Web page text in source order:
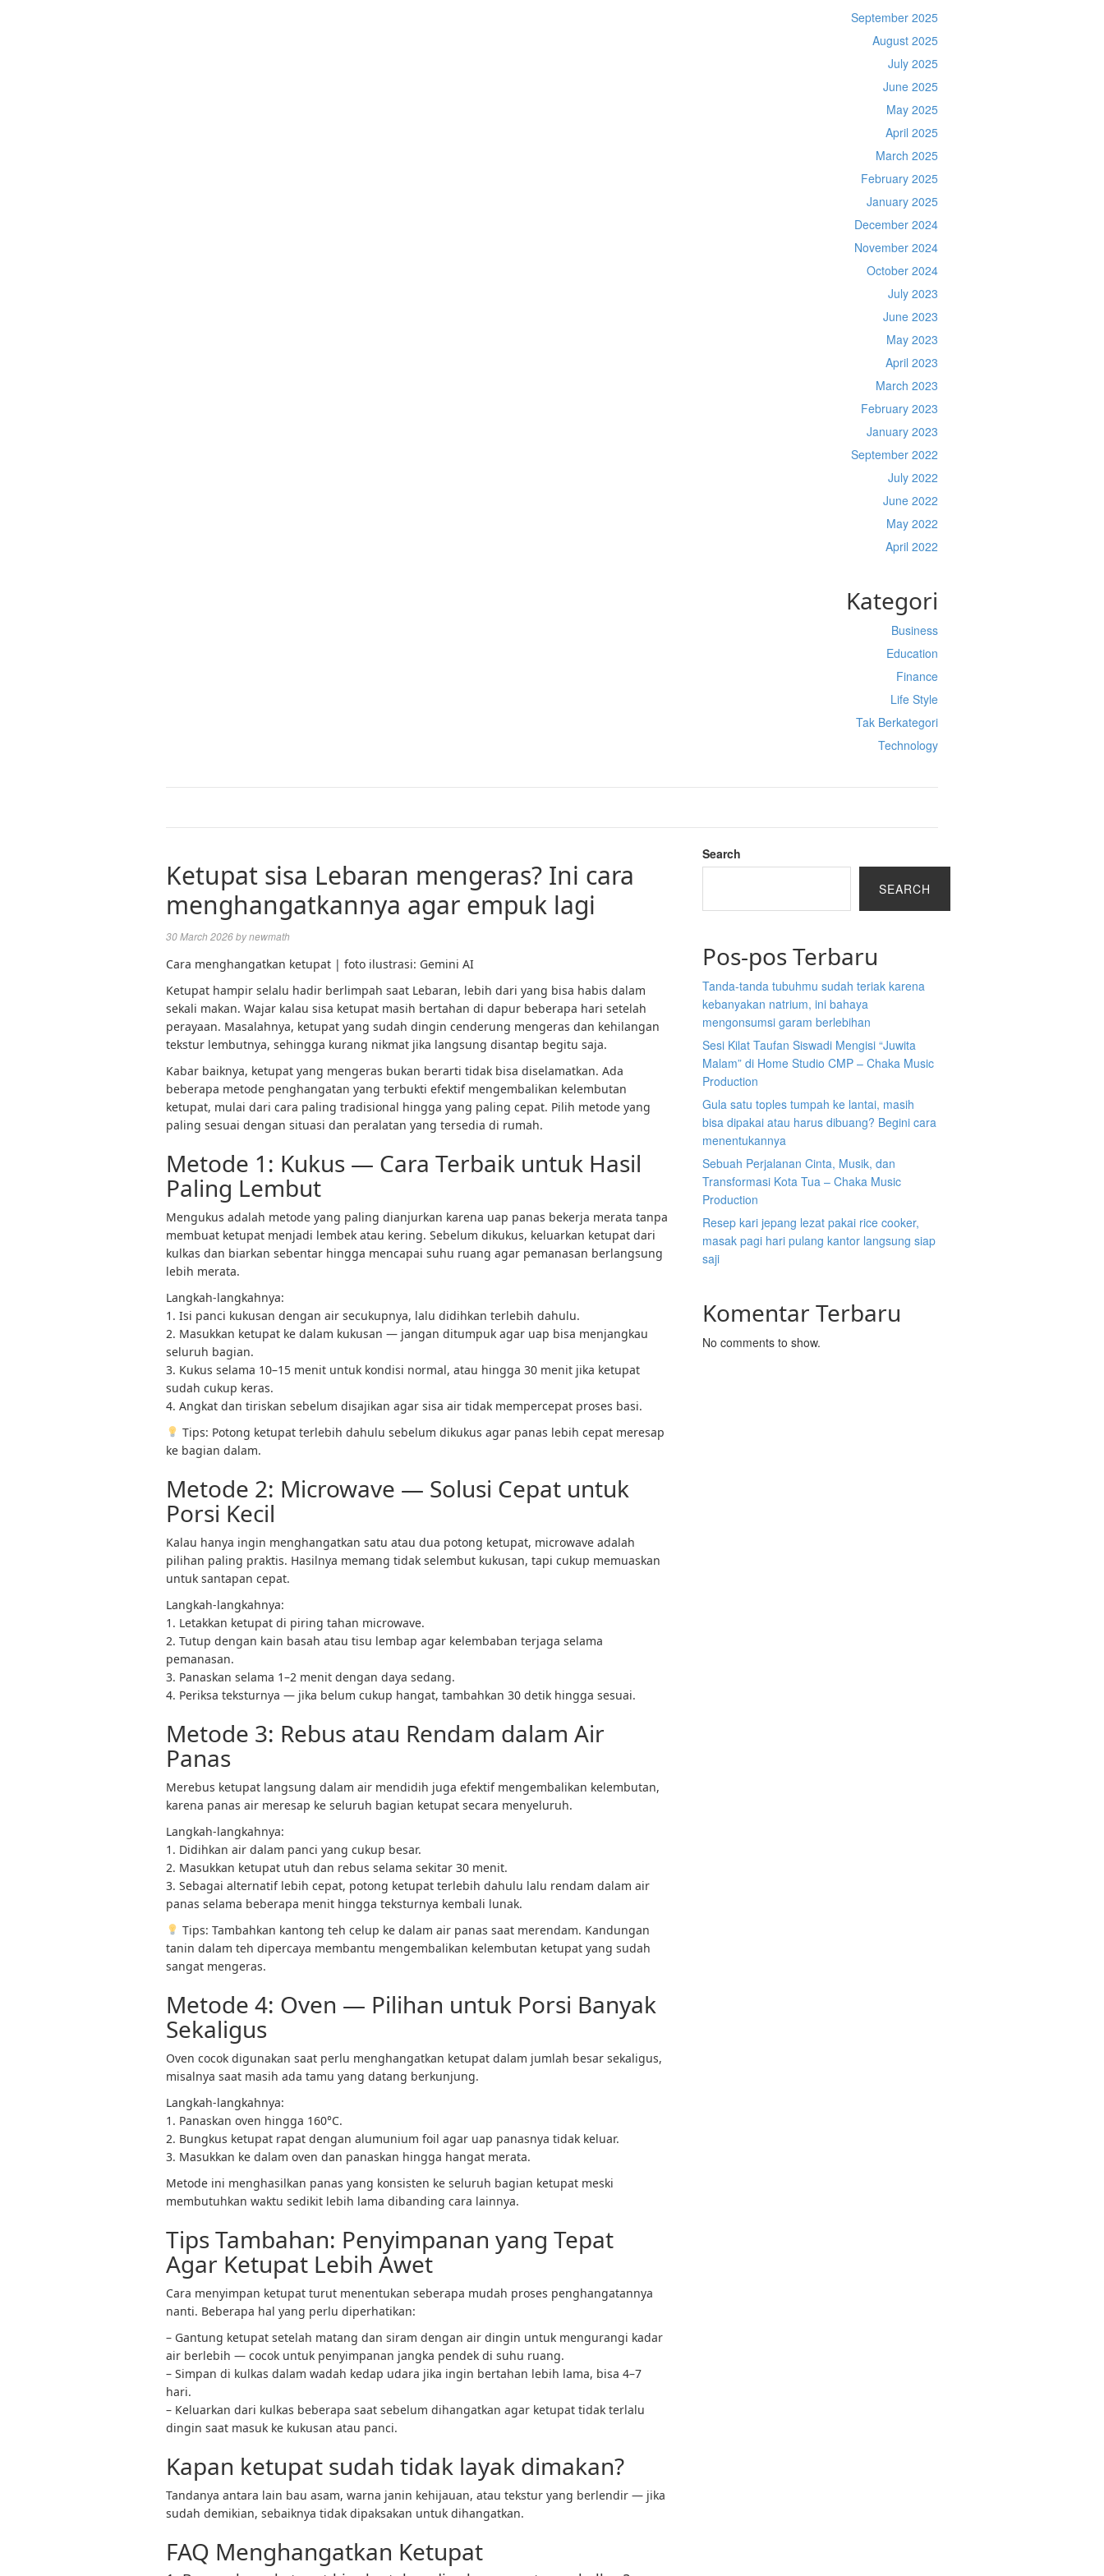
September 2025
August 2025
July 2025
June 2025
May 2025
April 2025
March 2025
February 2025
January 2025
December 2024
November 2024
October 2024
July 2023
June 2023
May 2023
April 2023
March 2023
February 2023
January 2023
September 2022
July 2022
June 2022
May 2022
April 2022
Kategori
Business
Education
Finance
Life Style
Tak Berkategori
Technology
Ketupat sisa Lebaran mengeras? Ini cara
menghangatkannya agar empuk lagi
30 March 2026bynewmath
Cara menghangatkan ketupat | foto ilustrasi: Gemini AI
Ketupat hampir selalu hadir berlimpah saat Lebaran, lebih dari yang bisa habis dalam
sekali makan. Wajar kalau sisa ketupat masih bertahan di dapur beberapa hari setelah
perayaan. Masalahnya, ketupat yang sudah dingin cenderung mengeras dan kehilangan
tekstur lembutnya, sehingga kurang nikmat jika langsung disantap begitu saja.
Kabar baiknya, ketupat yang mengeras bukan berarti tidak bisa diselamatkan. Ada
beberapa metode penghangatan yang terbukti efektif mengembalikan kelembutan
ketupat, mulai dari cara paling tradisional hingga yang paling cepat. Pilih metode yang
paling sesuai dengan situasi dan peralatan yang tersedia di rumah.
Metode 1: Kukus — Cara Terbaik untuk Hasil
Paling Lembut
Mengukus adalah metode yang paling dianjurkan karena uap panas bekerja merata tanpa
membuat ketupat menjadi lembek atau kering. Sebelum dikukus, keluarkan ketupat dari
kulkas dan biarkan sebentar hingga mencapai suhu ruang agar pemanasan berlangsung
lebih merata.
Langkah-langkahnya:
1. Isi panci kukusan dengan air secukupnya, lalu didihkan terlebih dahulu.
2. Masukkan ketupat ke dalam kukusan — jangan ditumpuk agar uap bisa menjangkau
seluruh bagian.
3. Kukus selama 10–15 menit untuk kondisi normal, atau hingga 30 menit jika ketupat
sudah cukup keras.
4. Angkat dan tiriskan sebelum disajikan agar sisa air tidak mempercepat proses basi.
Tips: Potong ketupat terlebih dahulu sebelum dikukus agar panas lebih cepat meresap
ke bagian dalam.
Metode 2: Microwave — Solusi Cepat untuk
Porsi Kecil
Kalau hanya ingin menghangatkan satu atau dua potong ketupat, microwave adalah
pilihan paling praktis. Hasilnya memang tidak selembut kukusan, tapi cukup memuaskan
untuk santapan cepat.
Langkah-langkahnya:
1. Letakkan ketupat di piring tahan microwave.
2. Tutup dengan kain basah atau tisu lembap agar kelembaban terjaga selama
pemanasan.
3. Panaskan selama 1–2 menit dengan daya sedang.
4. Periksa teksturnya — jika belum cukup hangat, tambahkan 30 detik hingga sesuai.
Metode 3: Rebus atau Rendam dalam Air
Panas
Merebus ketupat langsung dalam air mendidih juga efektif mengembalikan kelembutan,
karena panas air meresap ke seluruh bagian ketupat secara menyeluruh.
Langkah-langkahnya:
1. Didihkan air dalam panci yang cukup besar.
2. Masukkan ketupat utuh dan rebus selama sekitar 30 menit.
3. Sebagai alternatif lebih cepat, potong ketupat terlebih dahulu lalu rendam dalam air
panas selama beberapa menit hingga teksturnya kembali lunak.
Tips: Tambahkan kantong teh celup ke dalam air panas saat merendam. Kandungan
tanin dalam teh dipercaya membantu mengembalikan kelembutan ketupat yang sudah
sangat mengeras.
Metode 4: Oven — Pilihan untuk Porsi Banyak
Sekaligus
Oven cocok digunakan saat perlu menghangatkan ketupat dalam jumlah besar sekaligus,
misalnya saat masih ada tamu yang datang berkunjung.
Langkah-langkahnya:
1. Panaskan oven hingga 160°C.
2. Bungkus ketupat rapat dengan alumunium foil agar uap panasnya tidak keluar.
3. Masukkan ke dalam oven dan panaskan hingga hangat merata.
Metode ini menghasilkan panas yang konsisten ke seluruh bagian ketupat meski
membutuhkan waktu sedikit lebih lama dibanding cara lainnya.
Tips Tambahan: Penyimpanan yang Tepat
Agar Ketupat Lebih Awet
Cara menyimpan ketupat turut menentukan seberapa mudah proses penghangatannya
nanti. Beberapa hal yang perlu diperhatikan:
– Gantung ketupat setelah matang dan siram dengan air dingin untuk mengurangi kadar
air berlebih — cocok untuk penyimpanan jangka pendek di suhu ruang.
– Simpan di kulkas dalam wadah kedap udara jika ingin bertahan lebih lama, bisa 4–7
hari.
– Keluarkan dari kulkas beberapa saat sebelum dihangatkan agar ketupat tidak terlalu
dingin saat masuk ke kukusan atau panci.
Kapan ketupat sudah tidak layak dimakan?
Tandanya antara lain bau asam, warna janin kehijauan, atau tekstur yang berlendir — jika
sudah demikian, sebaiknya tidak dipaksakan untuk dihangatkan.
FAQ Menghangatkan Ketupat
Search
SEARCH
Pos-pos Terbaru
Tanda-tanda tubuhmu sudah teriak karena
kebanyakan natrium, ini bahaya
mengonsumsi garam berlebihan
Sesi Kilat Taufan Siswadi Mengisi “Juwita
Malam” di Home Studio CMP – Chaka Music
Production
Gula satu toples tumpah ke lantai, masih
bisa dipakai atau harus dibuang? Begini cara
menentukannya
Sebuah Perjalanan Cinta, Musik, dan
Transformasi Kota Tua – Chaka Music
Production
Resep kari jepang lezat pakai rice cooker,
masak pagi hari pulang kantor langsung siap
saji
Komentar Terbaru
No comments to show.